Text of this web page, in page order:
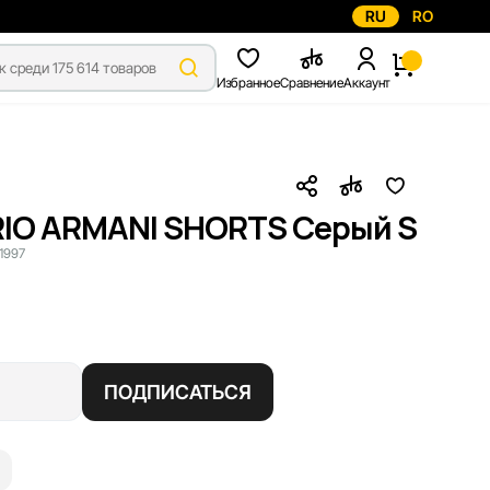
RU RO
ИзбранноеСравнениеАккаунт
ARMANI SHORTS Серый S
ПОДПИСАТЬСЯ